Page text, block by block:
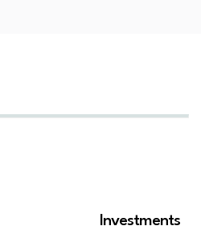
Investments